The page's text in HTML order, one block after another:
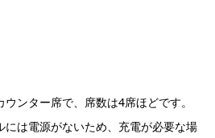
ンター席で、席数は4席ほどです。
には電源がないため、充電が必要な場